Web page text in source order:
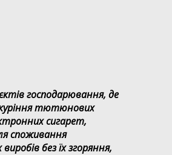
господарювання, де
тютюнових
сигарет,
споживання
без їх згоряння,